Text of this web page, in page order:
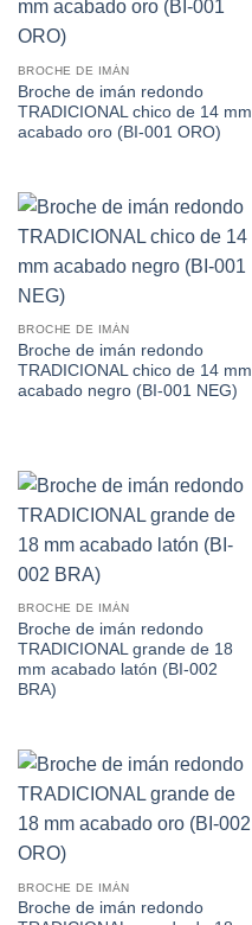
BROCHE DE IMÁN
Broche de imán redondo
TRADICIONAL chico de 14 mm
acabado oro (BI-001 ORO)
BROCHE DE IMÁN
Broche de imán redondo
TRADICIONAL chico de 14 mm
acabado negro (BI-001 NEG)
BROCHE DE IMÁN
Broche de imán redondo
TRADICIONAL grande de 18
mm acabado latón (BI-002
BRA)
BROCHE DE IMÁN
Broche de imán redondo